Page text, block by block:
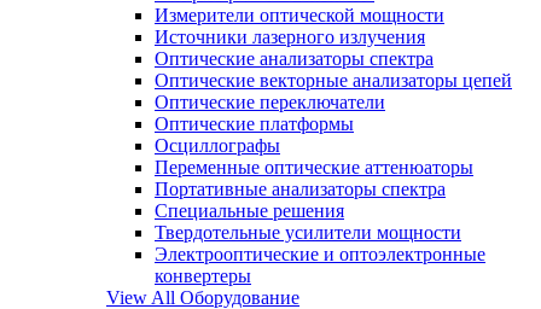
Измерители оптической мощности
Источники лазерного излучения
Оптические анализаторы спектра
Оптические векторные анализаторы цепей
Оптические переключатели
Оптические платформы
Осциллографы
Переменные оптические аттенюаторы
Портативные анализаторы спектра
Специальные решения
Твердотельные усилители мощности
Электрооптические и оптоэлектронные
конвертеры
View All Оборудование